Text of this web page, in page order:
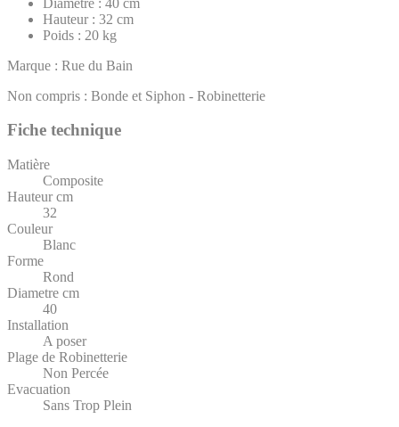
Hauteur : 32 cm
Poids : 20 kg
Marque : Rue du Bain
Non compris : Bonde et Siphon - Robinetterie
Fiche technique
Matière
Composite
Hauteur cm
32
Couleur
Blanc
Forme
Rond
Diametre cm
40
Installation
A poser
Plage de Robinetterie
Non Percée
Evacuation
Sans Trop Plein